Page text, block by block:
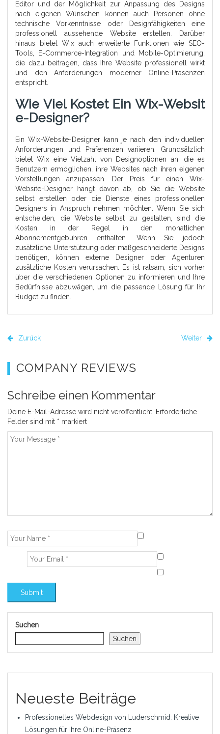
Editor und der Möglichkeit zur Anpassung des Designs
nach eigenen Wünschen können auch Personen ohne
technische Vorkenntnisse oder Designfähigkeiten eine
professionell aussehende Website erstellen. Darüber
hinaus bietet Wix auch erweiterte Funktionen wie SEO-
Tools, E-Commerce-Integration und Mobile-Optimierung,
die dazu beitragen, dass Ihre Website professionell wirkt
und den Anforderungen moderner Online-Präsenzen
entspricht.
Wie Viel Kostet Ein Wix-Websit
E-Designer?
Ein Wix-Website-Designer kann je nach den individuellen
Anforderungen und Präferenzen variieren. Grundsätzlich
bietet Wix eine Vielzahl von Designoptionen an, die es
Benutzern ermöglichen, ihre Websites nach ihren eigenen
Vorstellungen anzupassen. Der Preis für einen Wix-
Website-Designer hängt davon ab, ob Sie die Website
selbst erstellen oder die Dienste eines professionellen
Designers in Anspruch nehmen möchten. Wenn Sie sich
entscheiden, die Website selbst zu gestalten, sind die
Kosten in der Regel in den monatlichen
Abonnementgebühren enthalten. Wenn Sie jedoch
zusätzliche Unterstützung oder maßgeschneiderte Designs
benötigen, können externe Designer oder Agenturen
zusätzliche Kosten verursachen. Es ist ratsam, sich vorher
über die verschiedenen Optionen zu informieren und Ihre
Bedürfnisse abzuwägen, um die passende Lösung für Ihr
Budget zu finden.
Zurück Weiter
COMPANY REVIEWS
Schreibe einen Kommentar
Deine E-Mail-Adresse wird nicht veröffentlicht. Erforderliche
Felder sind mit * markiert
Suchen
Suchen
Neueste Beiträge
Professionelles Webdesign von Luderschmid: Kreative
Lösungen für Ihre Online-Präsenz